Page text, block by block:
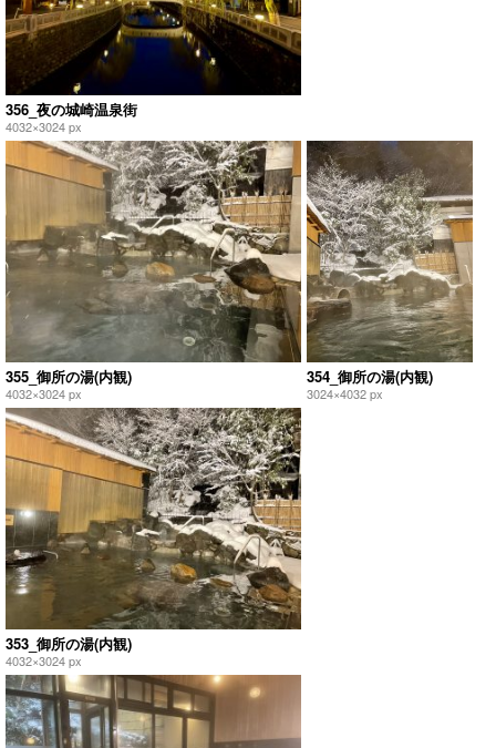
356_夜の城崎温泉街
4032×3024 px
355_御所の湯(内観)
4032×3024 px
354_御所の湯(内観)
3024×4032 px
353_御所の湯(内観)
4032×3024 px